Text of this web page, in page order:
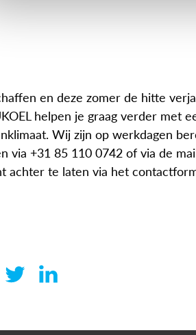
en deze zomer de hitte
helpen je graag verder met
Wij zijn op werkdagen
via +31 85 110 0742 of via de
achter te laten via het